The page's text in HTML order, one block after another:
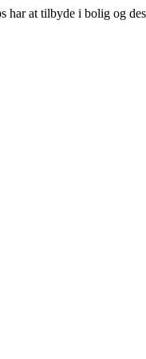
har at tilbyde i bolig og